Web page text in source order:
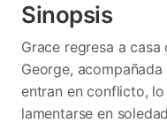
Sinopsis
Grace regresa a
George,
entran en conflicto,
lamentarse en